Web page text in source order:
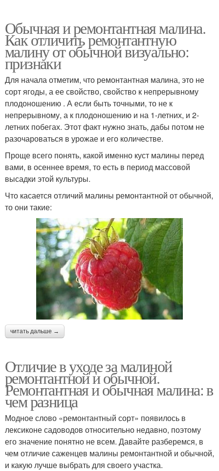
Обычная и ремонтантная малина.
Как отличить ремонтантную
малину от обычной визуально:
признаки
Для начала отметим, что ремонтантная малина, это не
сорт ягоды, а ее свойство, свойство к непрерывному
плодоношению . А если быть точными, то не к
непрерывному, а к плодоношению и на 1-летних, и 2-
летних побегах. Этот факт нужно знать, дабы потом не
разочароваться в урожае и его количестве.
Проще всего понять, какой именно куст малины перед
вами, в осеннее время, то есть в период массовой
высадки этой культуры.
Что касается отличий малины ремонтантной от обычной,
то они такие:
читать дальше →
Отличие в уходе за малиной
ремонтантной и обычной.
Ремонтантная и обычная малина: в
чем разница
Модное слово «ремонтантный сорт» появилось в
лексиконе садоводов относительно недавно, поэтому
его значение понятно не всем. Давайте разберемся, в
чем отличие саженцев малины ремонтантной и обычной,
и какую лучше выбрать для своего участка.